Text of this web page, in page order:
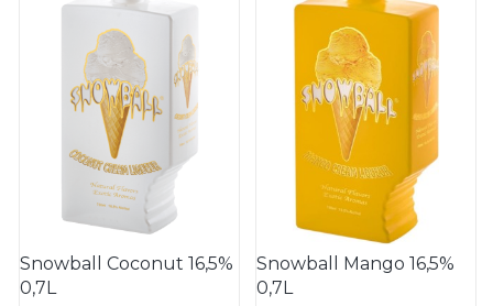
Snowball Coconut 16,5%
0,7L
Snowball Mango 16,5%
0,7L